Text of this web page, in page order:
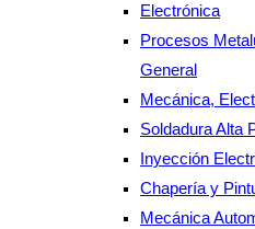
Electrónica
Procesos
General
Mecánica,
Soldadura Alta
Inyección
Chapería y
Mecánica